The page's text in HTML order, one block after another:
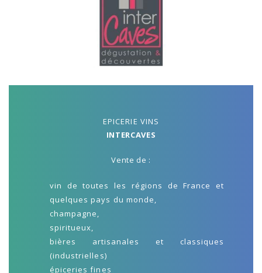
EPICERIE VINS
INTERCAVES
Vente de :
vin de toutes les régions de France et
quelques pays du monde,
champagne,
spiritueux,
bières artisanales et classiques
(industrielles)
épiceries fines